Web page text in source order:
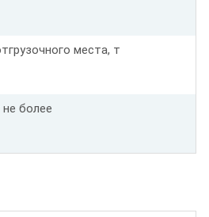
места, т
более